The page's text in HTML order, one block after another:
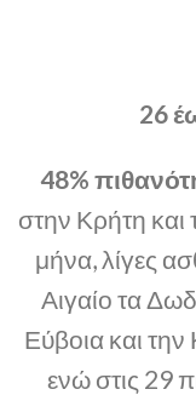
26
48%
στην Κρήτη και
μήνα, λίγες
Αιγαίο τα
Εύβοια και
ενώ στις 29